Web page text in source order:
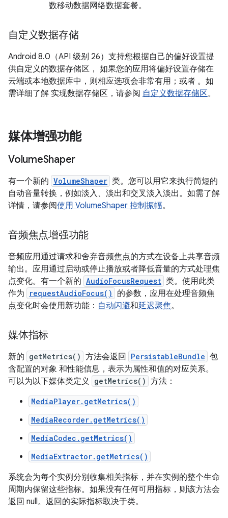
数移动数据网络数据套餐。
自定义数据存储
Android 8.0（API 级别 26）支持您根据自己的偏好设置提
供自定义的数据存储区， 如果您的应用将偏好设置存储在
云端或本地数据库中，则相应选项会非常有用；或者 。如
需详细了解 实现数据存储区，请参阅 自定义数据存储区。
媒体增强功能
VolumeShaper
有一个新的 VolumeShaper 类。您可以用它来执行简短的
自动音量转换，例如淡入、淡出和交叉淡入淡出。如需了解
详情，请参阅使用 VolumeShaper 控制振幅。
音频焦点增强功能
音频应用通过请求和舍弃音频焦点的方式在设备上共享音频
输出。应用通过启动或停止播放或者降低音量的方式处理焦
点变化。有一个新的 AudioFocusRequest 类。使用此类
作为
requestAudioFocus()
的参数，应用在处理音频焦
点变化时会使用新功能： 自动闪避和延迟聚焦。
媒体指标
新的 getMetrics() 方法会返回 PersistableBundle 包
含配置的对象 和性能信息，表示为属性和值的对应关系。
可以为以下媒体类定义 getMetrics() 方法：
MediaPlayer.getMetrics()
MediaRecorder.getMetrics()
MediaCodec.getMetrics()
MediaExtractor.getMetrics()
系统会为每个实例分别收集相关指标，并在实例的整个生命
周期内保留这些指标。如果没有任何可用指标，则该方法会
返回 null。返回的实际指标取决于类。